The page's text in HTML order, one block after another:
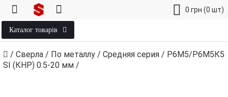
0 грн (0 шт)
Каталог товарів
/ Сверла / По металлу / Средняя серия / Р6М5/Р6М5К5
SI (КНР) 0.5‑20 мм /